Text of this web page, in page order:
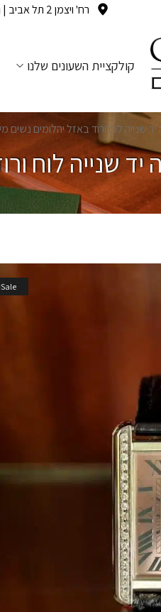
רח' ויצמן 2 תל אביב | ראשון - חמישי 11:00-19:00
קולקציית השעונים שלנו
שנייה לוח
שנייה לוח ורוד באזל יהלומים נשים
Sale!